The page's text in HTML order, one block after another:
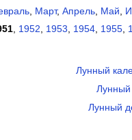
, Март, Апрель, Май
, 1952, 1953, 1954, 1955,
Лунный
Лунный
Лунный